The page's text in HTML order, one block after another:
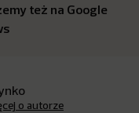
też na Google
o autorze